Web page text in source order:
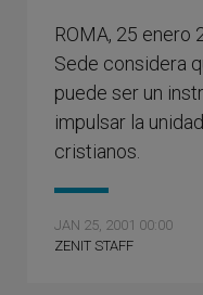
ROMA, 25 enero
Sede considera
puede ser un
impulsar la
cristianos.
JAN 25, 2001 00:00
ZENIT STAFF